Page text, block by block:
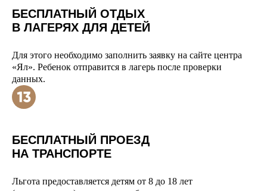
БЕСПЛАТНЫЙ ОТДЫХ
В ЛАГЕРЯХ ДЛЯ ДЕТЕЙ
Для этого необходимо заполнить заявку на сайте центра
«Ял». Ребенок отправится в лагерь после проверки
данных.
БЕСПЛАТНЫЙ ПРОЕЗД
НА ТРАНСПОРТЕ
Льгота предоставляется детям от 8 до 18 лет